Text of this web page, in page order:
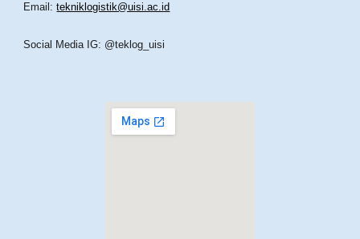
Email:tekniklogistik@uisi.ac.id
Social Media IG: @teklog_uisi